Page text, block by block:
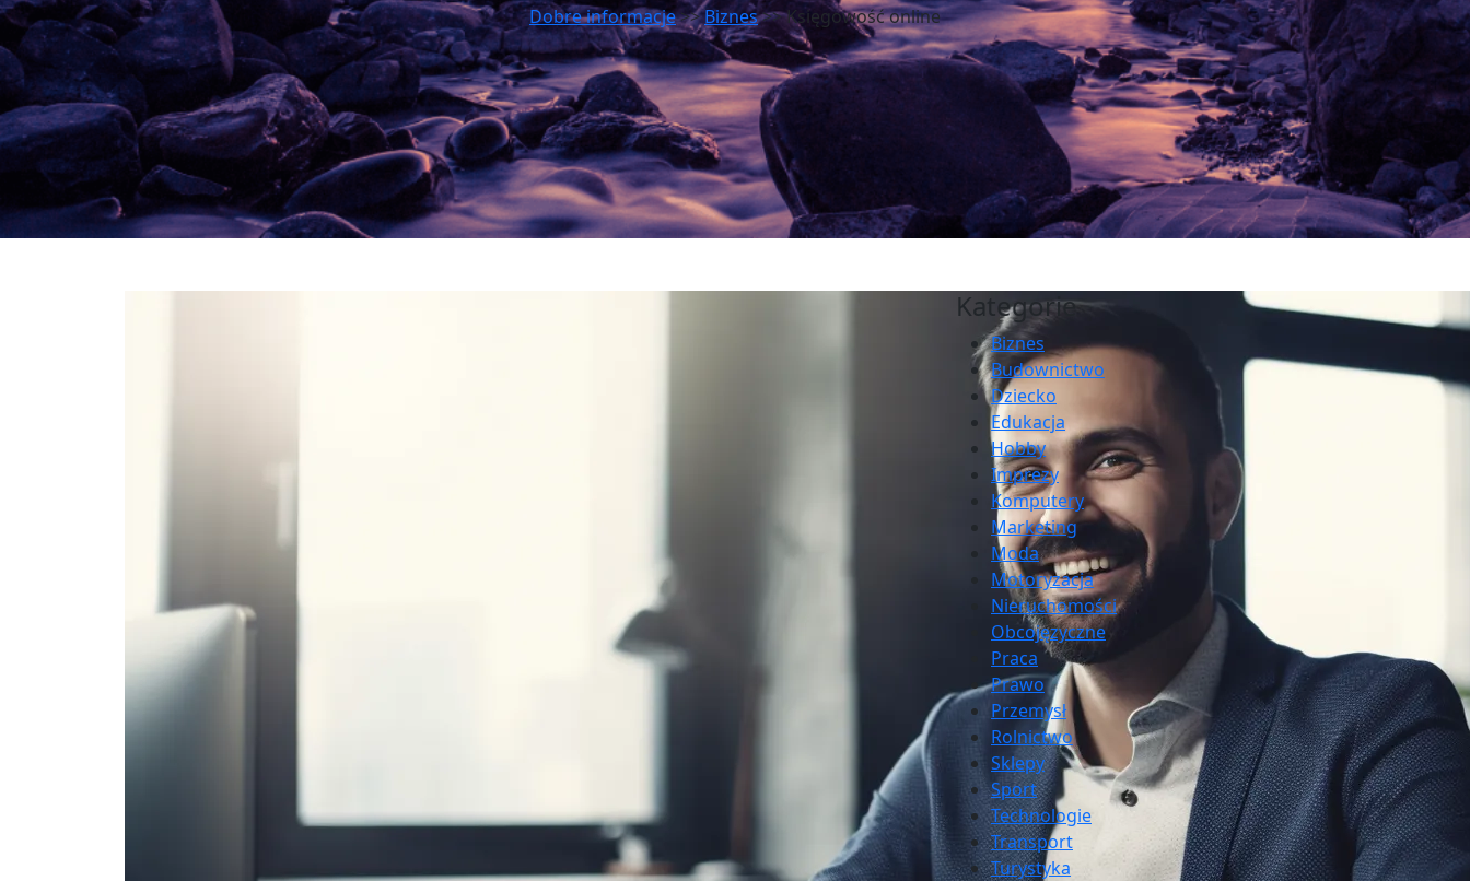
Dobre informacje>>Biznes>> Księgowość online
Kategorie
Biznes
Budownictwo
Dziecko
Edukacja
Hobby
Imprezy
Komputery
Marketing
Moda
Motoryzacja
Nieruchomości
Obcojęzyczne
Praca
Prawo
Przemysł
Rolnictwo
Sklepy
Sport
Technologie
Transport
Turystyka